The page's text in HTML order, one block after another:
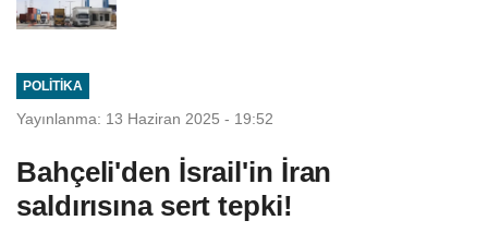
POLITIKA
Yayınlanma: 13 Haziran 2025 - 19:52
Bahçeli'den İsrail'in İran
saldırısına sert tepki!